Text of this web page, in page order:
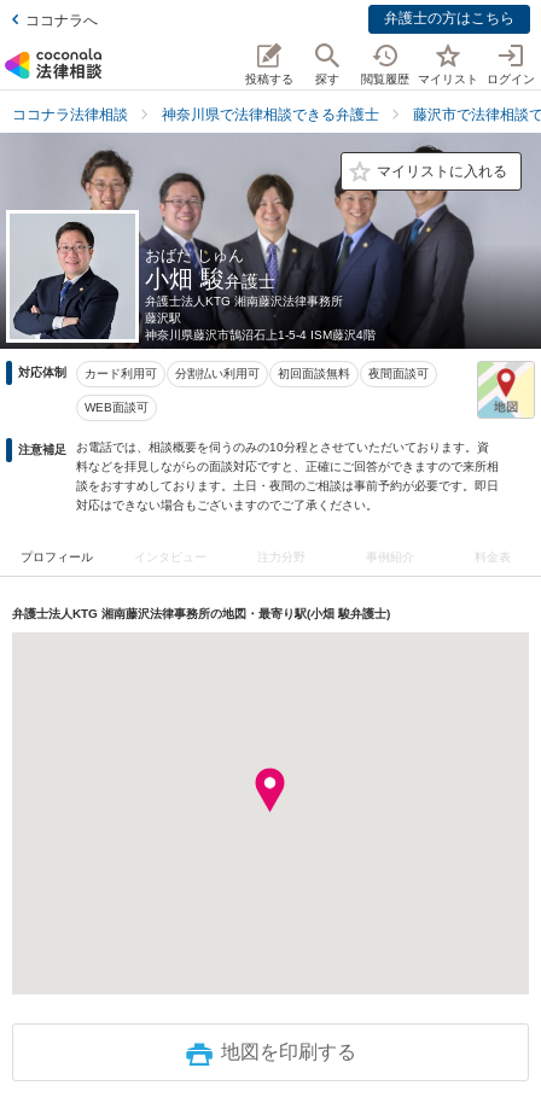
ココナラへ 弁護士の方はこちら
投稿する 探す 閲覧履歴 マイリスト ログイン
ココナラ法律相談 神奈川県で法律相談できる弁護士 藤沢市で法律相談
マイリストに入れる
おばた しゅん
小畑 駿弁護士
弁護士法人KTG 湘南藤沢法律事務所
藤沢駅
神奈川県藤沢市鵠沼石上1-5-4 ISM藤沢4階
対応体制 カード利用可 分割払い利用可 初回面談無料 夜間面談可
WEB面談可
注意補足
お電話では、相談概要を伺うのみの10分程とさせていただいております。資
料などを拝見しながらの面談対応ですと、正確にご回答ができますので来所相
談をおすすめしております。土日・夜間のご相談は事前予約が必要です。即日
対応はできない場合もございますのでご了承ください。
プロフィール インタビュー 注力分野 事例紹介 料金表
弁護士法人KTG 湘南藤沢法律事務所の地図・最寄り駅(小畑 駿弁護士)
地図を印刷する